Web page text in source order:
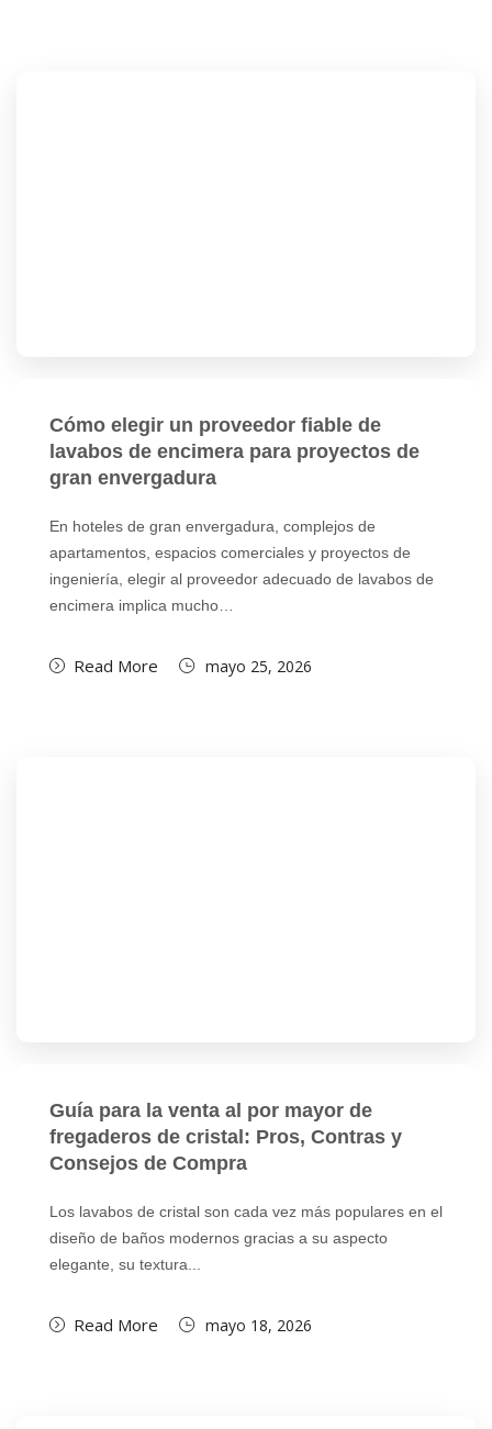
Cómo elegir un proveedor fiable de
lavabos de encimera para proyectos de
gran envergadura
En hoteles de gran envergadura, complejos de
apartamentos, espacios comerciales y proyectos de
ingeniería, elegir al proveedor adecuado de lavabos de
encimera implica mucho…
Read More mayo 25, 2026
Guía para la venta al por mayor de
fregaderos de cristal: Pros, Contras y
Consejos de Compra
Los lavabos de cristal son cada vez más populares en el
diseño de baños modernos gracias a su aspecto
elegante, su textura...
Read More mayo 18, 2026